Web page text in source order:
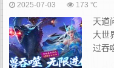
2025-07-03 173 ℃
天道
大世
过吞